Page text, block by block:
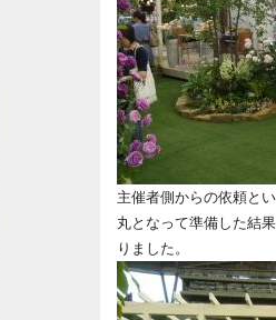
主催者側からの依頼と
丸となって準備した結
りました。